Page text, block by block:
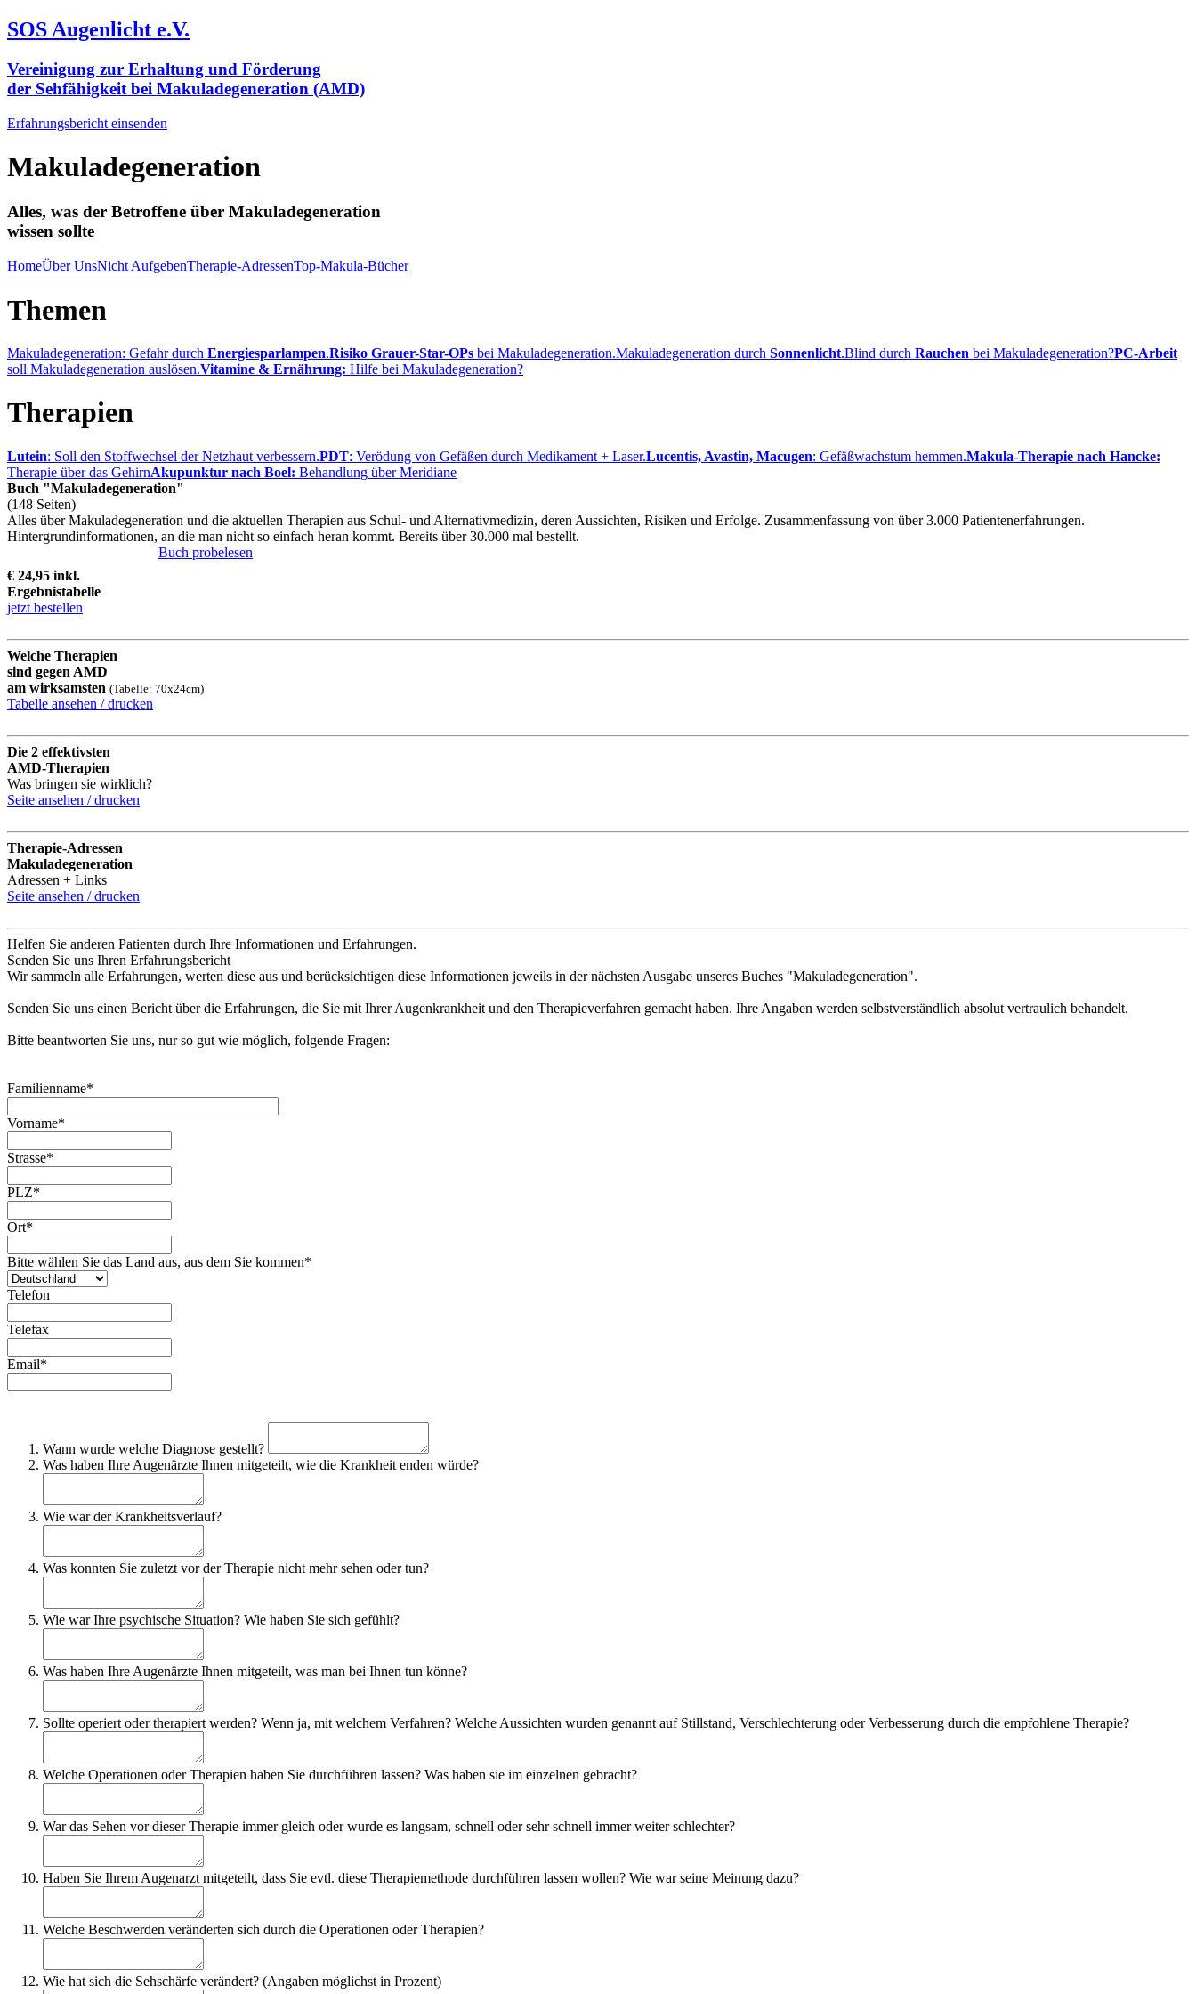
SOS Augenlicht e.V.
Vereinigung zur Erhaltung und Förderung
der Sehfähigkeit bei Makuladegeneration (AMD)
Erfahrungsbericht einsenden
Makuladegeneration
Alles, was der Betroffene über Makuladegeneration
wissen sollte
HomeÜber UnsNicht AufgebenTherapie-AdressenTop-Makula-Bücher
Themen
Makuladegeneration: Gefahr durch Energiesparlampen.Risiko Grauer-Star-OPs bei Makuladegeneration.Makuladegeneration durch Sonnenlicht.Blind durch Rauchen bei Makuladegeneration?PC-Arbeit
soll Makuladegeneration auslösen.Vitamine & Ernährung: Hilfe bei Makuladegeneration?
Therapien
Lutein: Soll den Stoffwechsel der Netzhaut verbessern.PDT: Verödung von Gefäßen durch Medikament + Laser.Lucentis, Avastin, Macugen: Gefäßwachstum hemmen.Makula-Therapie nach Hancke:
Therapie über das GehirnAkupunktur nach Boel: Behandlung über Meridiane
Buch "Makuladegeneration"
(148 Seiten)
Alles über Makuladegeneration und die aktuellen Therapien aus Schul- und Alternativmedizin, deren Aussichten, Risiken und Erfolge. Zusammenfassung von über 3.000 Patientenerfahrungen.
Hintergrundinformationen, an die man nicht so einfach heran kommt. Bereits über 30.000 mal bestellt.
Buch probelesen
€ 24,95 inkl.
Ergebnistabelle
jetzt bestellen
Welche Therapien
sind gegen AMD
am wirksamsten (Tabelle: 70x24cm)
Tabelle ansehen / drucken
Die 2 effektivsten
AMD-Therapien
Was bringen sie wirklich?
Seite ansehen / drucken
Therapie-Adressen
Makuladegeneration
Adressen + Links
Seite ansehen / drucken
Helfen Sie anderen Patienten durch Ihre Informationen und Erfahrungen.
Senden Sie uns Ihren Erfahrungsbericht
Wir sammeln alle Erfahrungen, werten diese aus und berücksichtigen diese Informationen jeweils in der nächsten Ausgabe unseres Buches "Makuladegeneration".
Senden Sie uns einen Bericht über die Erfahrungen, die Sie mit Ihrer Augenkrankheit und den Therapieverfahren gemacht haben. Ihre Angaben werden selbstverständlich absolut vertraulich behandelt.
Bitte beantworten Sie uns, nur so gut wie möglich, folgende Fragen:
Familienname*
Vorname*
Strasse*
PLZ*
Ort*
Bitte wählen Sie das Land aus, aus dem Sie kommen*
Telefon
Telefax
Email*
Wann wurde welche Diagnose gestellt?
Was haben Ihre Augenärzte Ihnen mitgeteilt, wie die Krankheit enden würde?
Wie war der Krankheitsverlauf?
Was konnten Sie zuletzt vor der Therapie nicht mehr sehen oder tun?
Wie war Ihre psychische Situation? Wie haben Sie sich gefühlt?
Was haben Ihre Augenärzte Ihnen mitgeteilt, was man bei Ihnen tun könne?
Sollte operiert oder therapiert werden? Wenn ja, mit welchem Verfahren? Welche Aussichten wurden genannt auf Stillstand, Verschlechterung oder Verbesserung durch die empfohlene Therapie?
Welche Operationen oder Therapien haben Sie durchführen lassen? Was haben sie im einzelnen gebracht?
War das Sehen vor dieser Therapie immer gleich oder wurde es langsam, schnell oder sehr schnell immer weiter schlechter?
Haben Sie Ihrem Augenarzt mitgeteilt, dass Sie evtl. diese Therapiemethode durchführen lassen wollen? Wie war seine Meinung dazu?
Welche Beschwerden veränderten sich durch die Operationen oder Therapien?
Wie hat sich die Sehschärfe verändert? (Angaben möglichst in Prozent)